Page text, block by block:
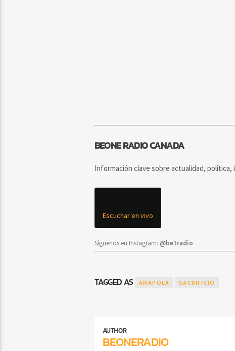
BEONE RADIO CANADA
Información clave sobre actualidad, política,
Escuchar en vivo
Síguenos en Instagram: @be1radio
TAGGED AS AMAPOLA SACRIFICIO
AUTHOR
BEONERADIO